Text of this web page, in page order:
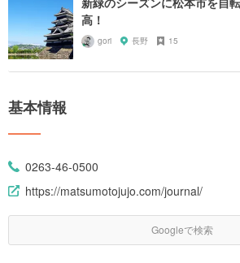
高！
gori 長野 15
基本情報
0263-46-0500
https://matsumotojujo.com/journal/
Googleで検索